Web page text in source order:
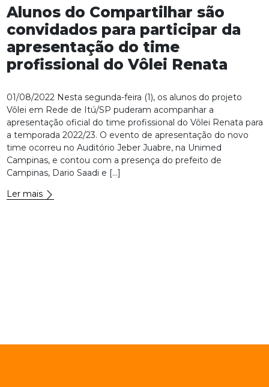
Alunos do Compartilhar são
convidados para participar da
apresentação do time
profissional do Vôlei Renata
01/08/2022 Nesta segunda-feira (1), os alunos do projeto
Vôlei em Rede de Itú/SP puderam acompanhar a
apresentação oficial do time profissional do Vôlei Renata para
a temporada 2022/23. O evento de apresentação do novo
time ocorreu no Auditório Jeber Juabre, na Unimed
Campinas, e contou com a presença do prefeito de
Campinas, Dario Saadi e […]
Ler mais